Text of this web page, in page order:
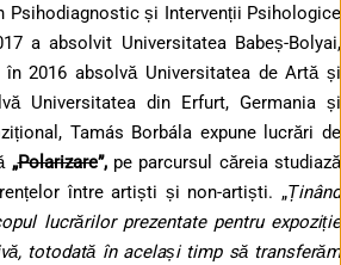
și Intervenții Psihologice
a absolvit Universitatea Babeș-Bolyai,
2016 absolvă Universitatea de Artă și
Universitatea din Erfurt, Germania și
Tamás Borbála expune lucrări de
„Polarizare”, pe parcursul căreia studiază
între artiști și non-artiști. „Ținând
lucrărilor prezentate pentru expoziție
totodată în același timp să transferăm